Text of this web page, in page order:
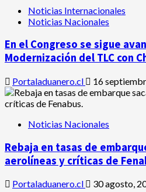
Noticias Internacionales
Noticias Nacionales
En el Congreso se sigue
Modernización del TLC con
Portaladuanero.cl 16
Noticias Nacionales
Rebaja en tasas de
aerolíneas y críticas de
Portaladuanero.cl 30 agosto,